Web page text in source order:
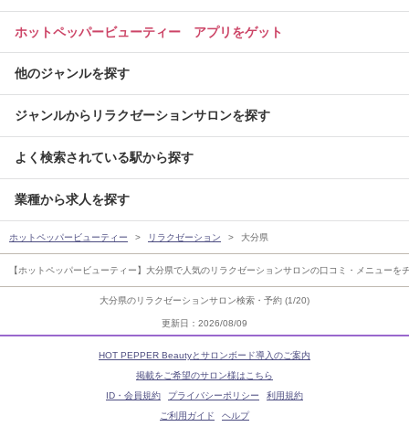
大分県のリラクゼーションサロン検索・予約 (1/20)
更新日：2026/08/09
ホットペッパービューティー アプリをゲット
他のジャンルを探す
ジャンルからリラクゼーションサロンを探す
よく検索されている駅から探す
業種から求人を探す
ホットペッパービューティー リラクゼーション 大分県
【ホットペッパービューティー】大分県で人気のリラクゼーションサロンの口コミ・メニュー
HOT PEPPER Beautyとサロンボード導入のご案内
掲載をご希望のサロン様はこちら
ID・会員規約
プライバシーポリシー
利用規約
ご利用ガイド
ヘルプ